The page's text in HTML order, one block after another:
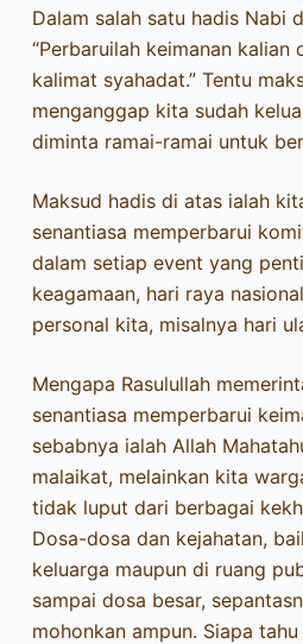
Dalam salah satu hadis Nabi
“Perbaruilah keimanan kalian
kalimat syahadat.” Tentu
menganggap kita sudah
diminta ramai-ramai untuk
Maksud hadis di atas ialah
senantiasa memperbarui
dalam setiap event yang
keagamaan, hari raya
personal kita, misalnya hari
Mengapa Rasulullah
senantiasa memperbarui
sebabnya ialah Allah
malaikat, melainkan kita
tidak luput dari berbagai
Dosa-dosa dan kejahatan,
keluarga maupun di ruang
sampai dosa besar,
mohonkan ampun. Siapa